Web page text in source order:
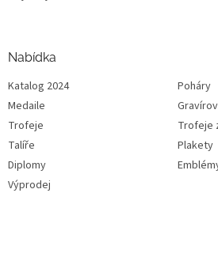
Nabídka
Katalog 2024
Poháry
Medaile
Trofeje
Trofeje
Talíře
Plakety
Diplomy
Výprodej